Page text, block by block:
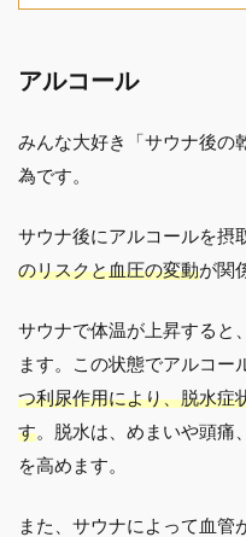
アルコール
みんな大好き「サウナ後の
為です。
サウナ後にアルコールを摂
のリスクと血圧の変動が関
サウナで体温が上昇すると
ます。この状態でアルコー
つ利尿作用により、脱水症
す。脱水は、めまいや頭痛
を高めます。
また、サウナによって血管